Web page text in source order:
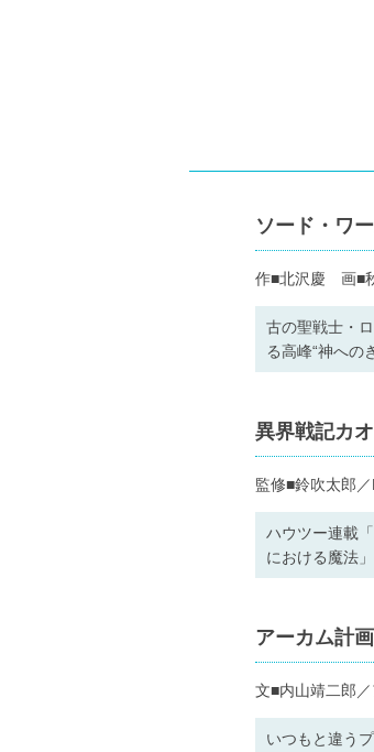
ソード・ワ
作■北沢慶 画■
古の聖戦士・
る高峰“神への
異界戦記カ
監修■鈴吹太郎
ハウツー連載
における魔法
アーカム計画
文■内山靖二郎
いつもと違う